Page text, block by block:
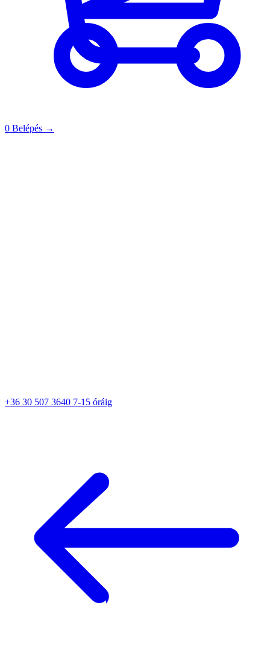
0 Belépés →
+36 30 507 3640 7-15 óráig